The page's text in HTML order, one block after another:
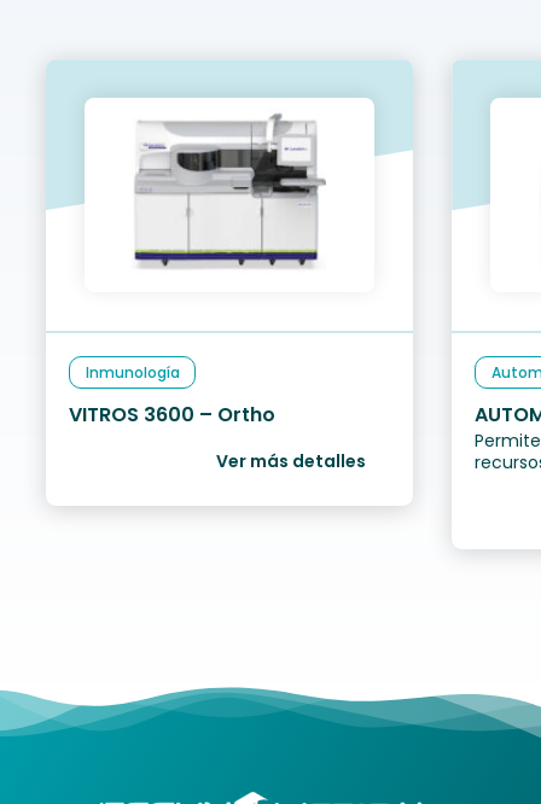
Inmunología
VITROS 3600 – Ortho
Ver más detalles